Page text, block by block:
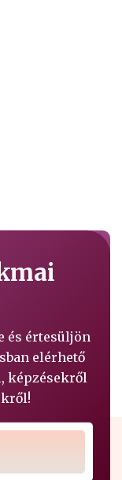
és értesüljön
elérhető
képzésekről